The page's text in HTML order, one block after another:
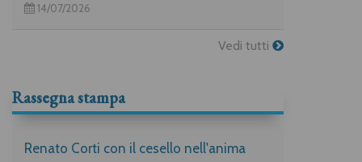
14/07/2026
Vedi tutti
Rassegna stampa
Renato Corti con il cesello nell'anima